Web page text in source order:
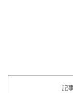
記